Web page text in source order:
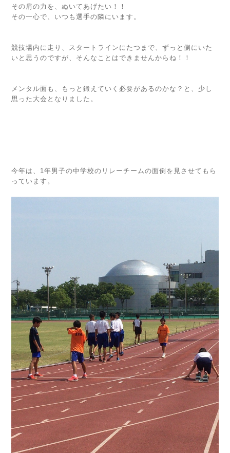
その肩の力を、ぬいてあげたい！！
その一心で、いつも選手の隣にいます。
競技場内に走り、スタートラインにたつまで、ずっと側にいた
いと思うのですが、そんなことはできませんからね！！
メンタル面も、もっと鍛えていく必要があるのかな？と、少し
思った大会となりました。
今年は、1年男子の中学校のリレーチームの面倒を見させてもら
っています。